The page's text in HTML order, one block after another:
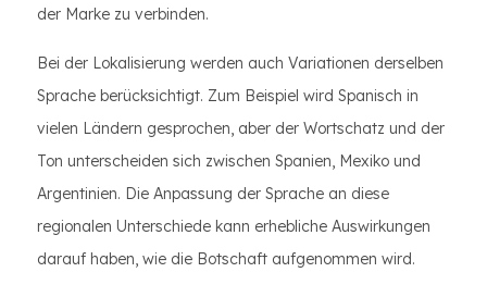
der Marke zu verbinden.
Bei der Lokalisierung werden auch Variationen derselben
Sprache berücksichtigt. Zum Beispiel wird Spanisch in
vielen Ländern gesprochen, aber der Wortschatz und der
Ton unterscheiden sich zwischen Spanien, Mexiko und
Argentinien. Die Anpassung der Sprache an diese
regionalen Unterschiede kann erhebliche Auswirkungen
darauf haben, wie die Botschaft aufgenommen wird.